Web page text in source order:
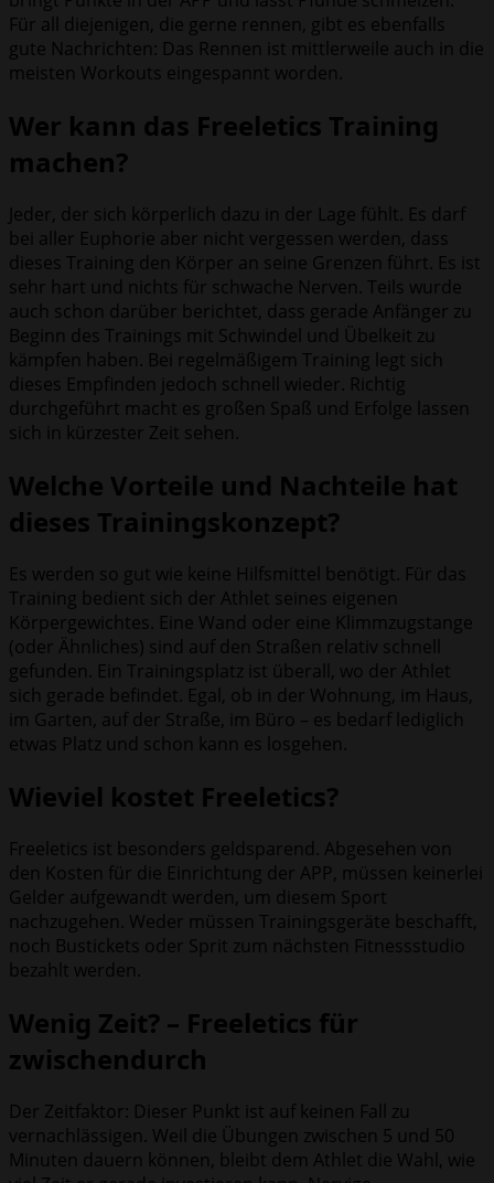
Für all diejenigen, die gerne rennen, gibt es ebenfalls
gute Nachrichten: Das Rennen ist mittlerweile auch in die
meisten Workouts eingespannt worden.
Wer kann das Freeletics Training
machen?
Jeder, der sich körperlich dazu in der Lage fühlt. Es darf
bei aller Euphorie aber nicht vergessen werden, dass
dieses Training den Körper an seine Grenzen führt. Es ist
sehr hart und nichts für schwache Nerven. Teils wurde
auch schon darüber berichtet, dass gerade Anfänger zu
Beginn des Trainings mit Schwindel und Übelkeit zu
kämpfen haben. Bei regelmäßigem Training legt sich
dieses Empfinden jedoch schnell wieder. Richtig
durchgeführt macht es großen Spaß und Erfolge lassen
sich in kürzester Zeit sehen.
Welche Vorteile und Nachteile hat
dieses Trainingskonzept?
Es werden so gut wie keine Hilfsmittel benötigt. Für das
Training bedient sich der Athlet seines eigenen
Körpergewichtes. Eine Wand oder eine Klimmzugstange
(oder Ähnliches) sind auf den Straßen relativ schnell
gefunden. Ein Trainingsplatz ist überall, wo der Athlet
sich gerade befindet. Egal, ob in der Wohnung, im Haus,
im Garten, auf der Straße, im Büro – es bedarf lediglich
etwas Platz und schon kann es losgehen.
Wieviel kostet Freeletics?
Freeletics ist besonders geldsparend. Abgesehen von
den Kosten für die Einrichtung der APP, müssen keinerlei
Gelder aufgewandt werden, um diesem Sport
nachzugehen. Weder müssen Trainingsgeräte beschafft,
noch Bustickets oder Sprit zum nächsten Fitnessstudio
bezahlt werden.
Wenig Zeit? – Freeletics für
zwischendurch
Der Zeitfaktor: Dieser Punkt ist auf keinen Fall zu
vernachlässigen. Weil die Übungen zwischen 5 und 50
Minuten dauern können, bleibt dem Athlet die Wahl, wie